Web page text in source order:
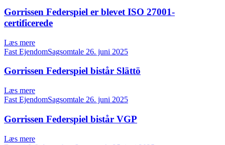
Gorrissen Federspiel er blevet ISO 27001-
certificerede
Læs mere
Fast EjendomSagsomtale 26. juni 2025
Gorrissen Federspiel bistår Slättö
Læs mere
Fast EjendomSagsomtale 26. juni 2025
Gorrissen Federspiel bistår VGP
Læs mere